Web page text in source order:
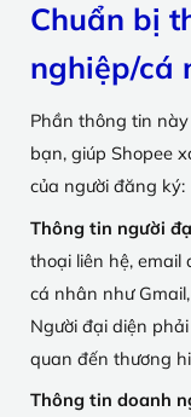
Chuẩn bị
nghiệp/cá
Phần thông tin
bạn, giúp Shopee
của người đăng ký:
Thông tin người
thoại liên hệ,
cá nhân như
Người đại diện
quan đến thương
Thông tin doanh